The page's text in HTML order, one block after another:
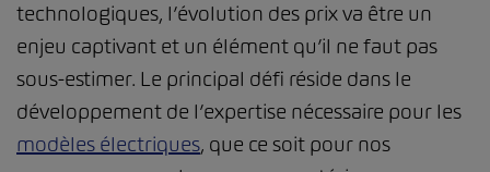
technologiques, l’évolution des prix va être un
enjeu captivant et un élément qu’il ne faut pas
sous-estimer. Le principal défi réside dans le
développement de l’expertise nécessaire pour les
modèles électriques, que ce soit pour nos